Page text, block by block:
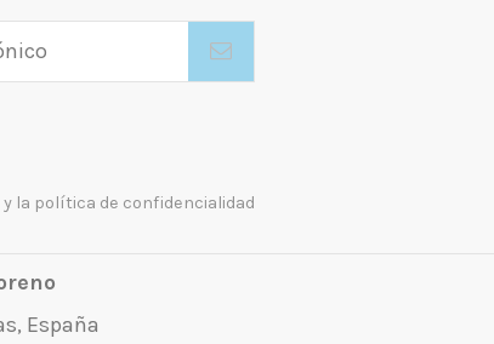
la política de confidencialidad
España